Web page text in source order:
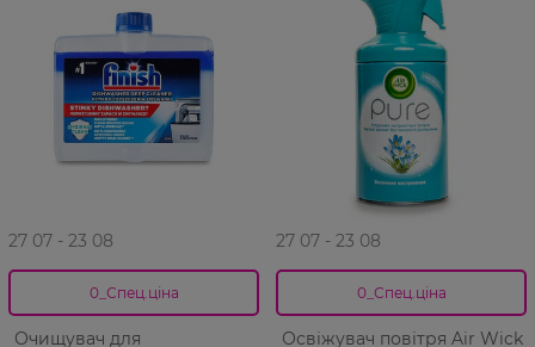
27 07 - 23 08
0_Спец.ціна
Очищувач для
27 07 - 23 08
0_Спец.ціна
Освіжувач повітря Air Wick